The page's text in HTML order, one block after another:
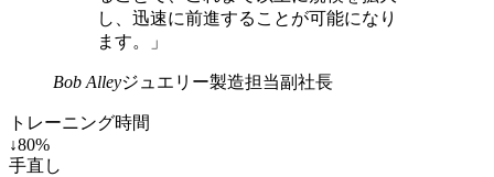
し、迅速に前進することが可能になり
ます。」
Bob Alleyジュエリー製造担当副社長
トレーニング時間
↓80%
手直し